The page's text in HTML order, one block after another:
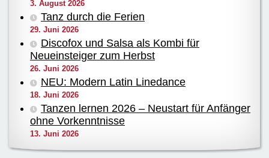
3. August 2026
Tanz durch die Ferien
29. Juni 2026
Discofox und Salsa als Kombi für
Neueinsteiger zum Herbst
26. Juni 2026
NEU: Modern Latin Linedance
18. Juni 2026
Tanzen lernen 2026 – Neustart für Anfänger
ohne Vorkenntnisse
13. Juni 2026